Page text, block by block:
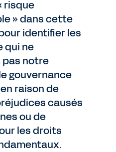
risque
» dans cette
identifier les
qui ne
notre
gouvernance
raison de
causés
ou de
les droits